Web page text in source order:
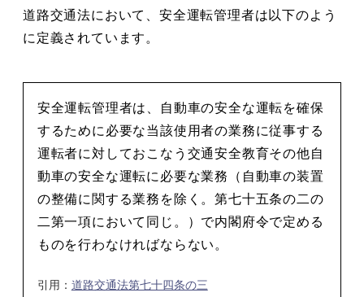
道路交通法において、安全運転管理者は以下のよう
に定義されています。
安全運転管理者は、自動車の安全な運転を確保
するために必要な当該使用者の業務に従事する
運転者に対しておこなう交通安全教育その他自
動車の安全な運転に必要な業務（自動車の装置
の整備に関する業務を除く。第七十五条の二の
二第一項において同じ。）で内閣府令で定める
ものを行わなければならない。
引用： 道路交通法第七十四条の三